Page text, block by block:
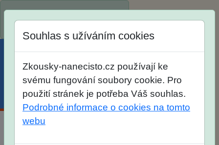
Menu Účet Košík
Souhlas s užíváním cookies
Zkousky-nanecisto.cz používají ke
svému fungování soubory cookie. Pro
použití stránek je potřeba Váš souhlas.
Podrobné informace o cookies na tomto
webu